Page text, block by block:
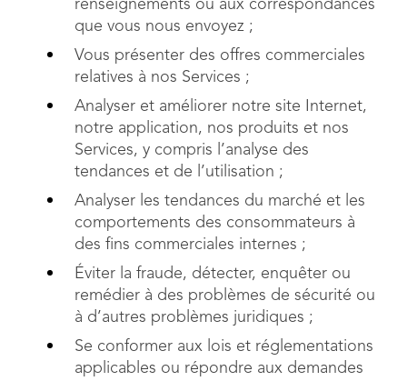
renseignements ou aux correspondances
que vous nous envoyez ;
Vous présenter des offres commerciales
relatives à nos Services ;
Analyser et améliorer notre site Internet,
notre application, nos produits et nos
Services, y compris l’analyse des
tendances et de l’utilisation ;
Analyser les tendances du marché et les
comportements des consommateurs à
des fins commerciales internes ;
Éviter la fraude, détecter, enquêter ou
remédier à des problèmes de sécurité ou
à d’autres problèmes juridiques ;
Se conformer aux lois et réglementations
applicables ou répondre aux demandes